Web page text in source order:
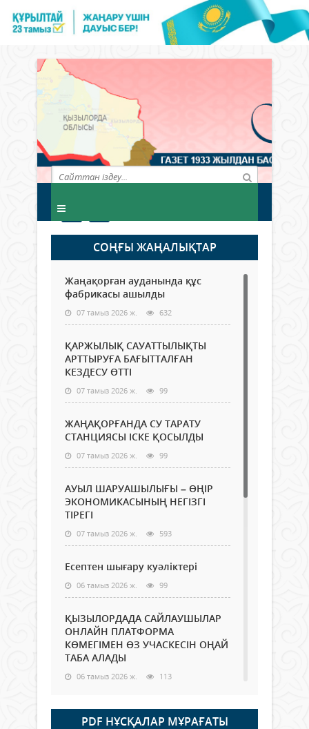
СОҢҒЫ ЖАҢАЛЫҚТАР
Жаңақорған ауданында құс
фабрикасы ашылды
07 тамыз 2026 ж. 632
ҚАРЖЫЛЫҚ САУАТТЫЛЫҚТЫ
АРТТЫРУҒА БАҒЫТТАЛҒАН
КЕЗДЕСУ ӨТТІ
07 тамыз 2026 ж. 99
ЖАҢАҚОРҒАНДА СУ ТАРАТУ
СТАНЦИЯСЫ ІСКЕ ҚОСЫЛДЫ
07 тамыз 2026 ж. 99
АУЫЛ ШАРУАШЫЛЫҒЫ – ӨҢІР
ЭКОНОМИКАСЫНЫҢ НЕГІЗГІ
ТІРЕГІ
07 тамыз 2026 ж. 593
Есептен шығару куәліктері
06 тамыз 2026 ж. 99
ҚЫЗЫЛОРДАДА САЙЛАУШЫЛАР
ОНЛАЙН ПЛАТФОРМА
КӨМЕГІМЕН ӨЗ УЧАСКЕСІН ОҢАЙ
ТАБА АЛАДЫ
06 тамыз 2026 ж. 113
Open Air: Қызылорда облысы
полиция департаменті 20
PDF НҰСҚАЛАР МҰРАҒАТЫ